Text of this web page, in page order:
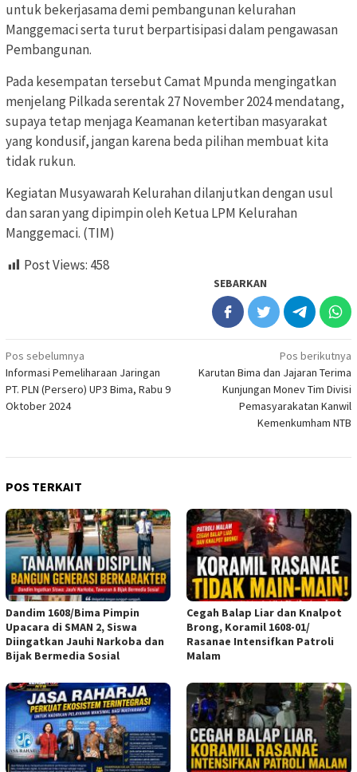
untuk bekerjasama demi pembangunan kelurahan
Manggemaci serta turut berpartisipasi dalam pengawasan
Pembangunan.
Pada kesempatan tersebut Camat Mpunda mengingatkan
menjelang Pilkada serentak 27 November 2024 mendatang,
supaya tetap menjaga Keamanan ketertiban masyarakat
yang kondusif, jangan karena beda pilihan membuat kita
tidak rukun.
Kegiatan Musyawarah Kelurahan dilanjutkan dengan usul
dan saran yang dipimpin oleh Ketua LPM Kelurahan
Manggemaci. (TIM)
Post Views: 458
SEBARKAN
Navigasi
pos
Pos sebelumnya
Informasi Pemeliharaan Jaringan
PT. PLN (Persero) UP3 Bima, Rabu 9
Oktober 2024
Pos berikutnya
Karutan Bima dan Jajaran Terima
Kunjungan Monev Tim Divisi
Pemasyarakatan Kanwil
Kemenkumham NTB
POS TERKAIT
Dandim 1608/Bima Pimpin
Upacara di SMAN 2, Siswa
Diingatkan Jauhi Narkoba dan
Bijak Bermedia Sosial
Cegah Balap Liar dan Knalpot
Brong, Koramil 1608-01/
Rasanae Intensifkan Patroli
Malam